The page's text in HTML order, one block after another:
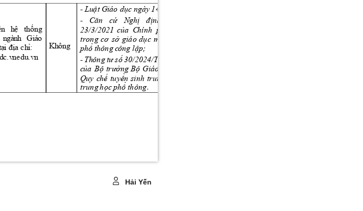
n hệ
thống
ngành Giáo
i địa chỉ:
dc.vnedu.vn
Không
- Luật Giáo dục ngày 14
- Căn cứ Nghị định
23/3/2021 của
  C
hính
  ph
trong cơ sở giáo dục mầm
phổ thông công lập;
- Thông tư số 30/2024/TT
của Bộ trưởng Bộ Giáo
Quy chế tuyển sinh trun
trunghọc phổ thông.
Hải Yến